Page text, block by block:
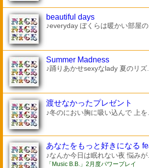
beautiful days
♪everyday ぼくらは暖かい部屋の
Summer Madness
♪踊りあかせsexyなlady 夏のリズ...
渡せなかったプレゼント
♪冬のにおい胸に吸い込んで 上を...
あなたをもっと好きになる
♪なんか今日は眠れない夜 悩みが...
「Music B.B.」2月度パワープレイ